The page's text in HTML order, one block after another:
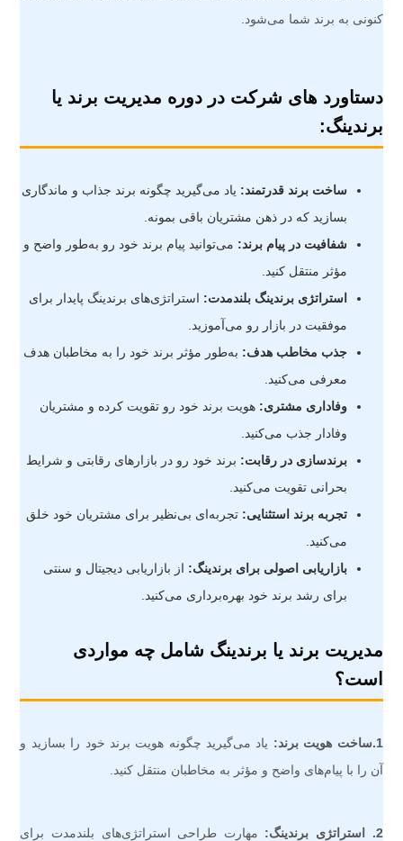
کنونی به برند شما می‌شود.
دستاورد های شرکت در دوره مدیریت برند یا
برندینگ:
ساخت برند قدرتمند: یاد می‌گیرید چگونه برند جذاب و ماندگاری
بسازید که در ذهن مشتریان باقی بمونه.
شفافیت در پیام برند: می‌توانید پیام برند خود رو به‌طور واضح و
مؤثر منتقل کنید.
استراتژی برندینگ بلندمدت: استراتژی‌های برندینگ پایدار برای
موفقیت در بازار رو می‌آموزید.
جذب مخاطب هدف: به‌طور مؤثر برند خود را به مخاطبان هدف
معرفی می‌کنید.
وفاداری مشتری: هویت برند خود رو تقویت کرده و مشتریان
وفادار جذب می‌کنید.
برندسازی در رقابت: برند خود رو در بازارهای رقابتی و شرایط
بحرانی تقویت می‌کنید.
تجربه برند استثنایی: تجربه‌ای بی‌نظیر برای مشتریان خود خلق
می‌کنید.
بازاریابی اصولی برای برندینگ: از بازاریابی دیجیتال و سنتی
برای رشد برند خود بهره‌برداری می‌کنید.
مدیریت برند یا برندینگ شامل چه مواردی
است؟
1.ساخت هویت برند:
یاد می‌گیرید چگونه هویت برند خود را بسازید و
آن را با پیام‌های واضح و مؤثر به مخاطبان منتقل کنید.
2. استراتژی برندینگ:
مهارت طراحی استراتژی‌های بلندمدت برای